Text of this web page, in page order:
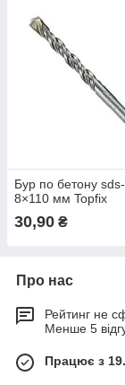
Бур по бетону
8×110 мм Topfix
30,90 ₴
Про нас
Рейтинг не
Менше 5
Працює з